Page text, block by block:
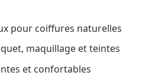
pour coiffures naturelles
maquillage et teintes
et confortables